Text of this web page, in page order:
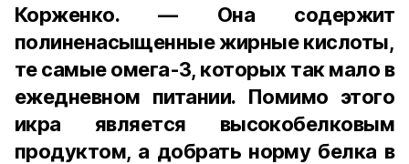
Корженко. — Она содержит
полиненасыщенные жирные кислоты,
те самые омега-3, которых так мало в
ежедневном питании. Помимо этого
икра является высокобелковым
продуктом, а добрать норму белка в